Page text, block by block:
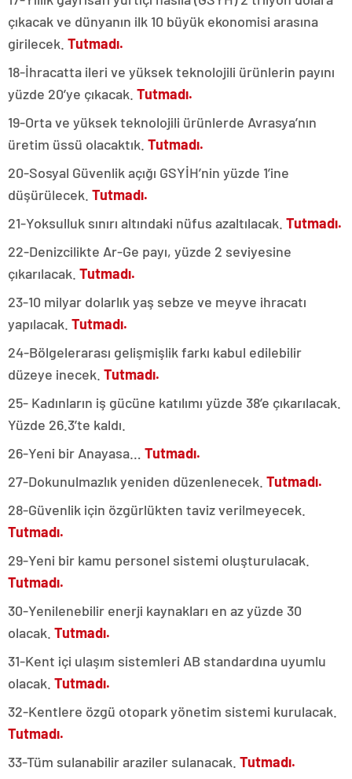
çıkacak ve dünyanın ilk 10 büyük ekonomisi arasına
girilecek. Tutmadı.
18-İhracatta ileri ve yüksek teknolojili ürünlerin payını
yüzde 20’ye çıkacak. Tutmadı.
19-Orta ve yüksek teknolojili ürünlerde Avrasya’nın
üretim üssü olacaktık. Tutmadı.
20-Sosyal Güvenlik açığı GSYİH’nin yüzde 1’ine
düşürülecek. Tutmadı.
21-Yoksulluk sınırı altındaki nüfus azaltılacak. Tutmadı.
22-Denizcilikte Ar-Ge payı, yüzde 2 seviyesine
çıkarılacak. Tutmadı.
23-10 milyar dolarlık yaş sebze ve meyve ihracatı
yapılacak. Tutmadı.
24-Bölgelerarası gelişmişlik farkı kabul edilebilir
düzeye inecek. Tutmadı.
25- Kadınların iş gücüne katılımı yüzde 38’e çıkarılacak.
Yüzde 26.3’te kaldı.
26-Yeni bir Anayasa… Tutmadı.
27-Dokunulmazlık yeniden düzenlenecek. Tutmadı.
28-Güvenlik için özgürlükten taviz verilmeyecek.
Tutmadı.
29-Yeni bir kamu personel sistemi oluşturulacak.
Tutmadı.
30-Yenilenebilir enerji kaynakları en az yüzde 30
olacak. Tutmadı.
31-Kent içi ulaşım sistemleri AB standardına uyumlu
olacak. Tutmadı.
32-Kentlere özgü otopark yönetim sistemi kurulacak.
Tutmadı.
33-Tüm sulanabilir araziler sulanacak. Tutmadı.